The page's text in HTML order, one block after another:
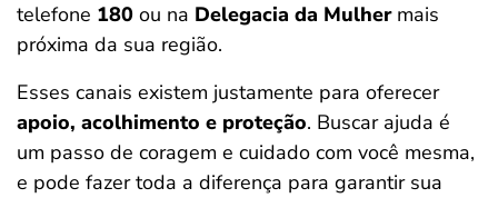
telefone 180 ou na Delegacia da Mulher mais
próxima da sua região.
Esses canais existem justamente para oferecer
apoio, acolhimento e proteção. Buscar ajuda é
um passo de coragem e cuidado com você mesma,
e pode fazer toda a diferença para garantir sua